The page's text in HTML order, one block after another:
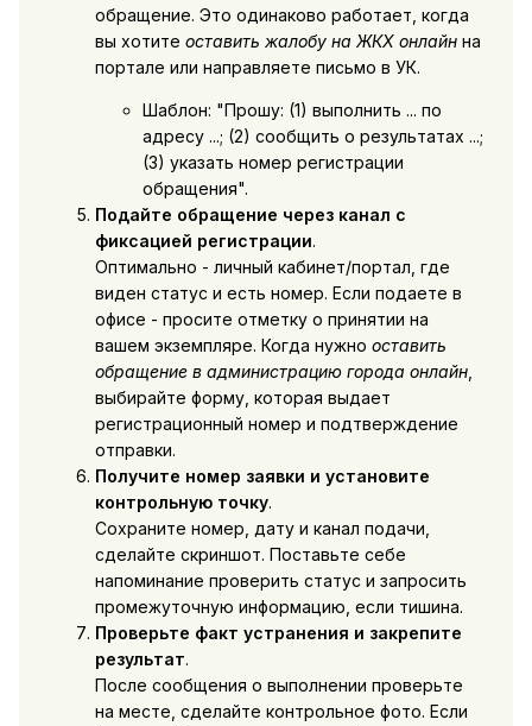
обращение. Это одинаково работает, когда
вы хотите оставить жалобу на ЖКХ онлайнна
портале или направляете письмо в УК.
Шаблон: "Прошу: (1) выполнить ... по
адресу ...; (2) сообщить о результатах ...;
(3) указать номер регистрации
обращения".
Подайте обращение через канал с
фиксацией регистрации.
Оптимально - личный кабинет/портал, где
виден статус и есть номер. Если подаете в
офисе - просите отметку о принятии на
вашем экземпляре. Когда нужно оставить
обращение в администрацию города онлайн,
выбирайте форму, которая выдает
регистрационный номер и подтверждение
отправки.
Получите номер заявки и установите
контрольную точку.
Сохраните номер, дату и канал подачи,
сделайте скриншот. Поставьте себе
напоминание проверить статус и запросить
промежуточную информацию, если тишина.
Проверьте факт устранения и закрепите
результат.
После сообщения о выполнении проверьте
на месте, сделайте контрольное фото. Если